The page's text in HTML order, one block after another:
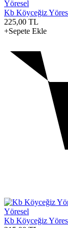
Kb Köyceğiz
225,00 TL
+Sepete Ekle
Kb Köyceğiz